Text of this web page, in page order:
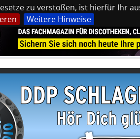
zu verstoßen, ist hierfür Ihr
Weitere Hinweise